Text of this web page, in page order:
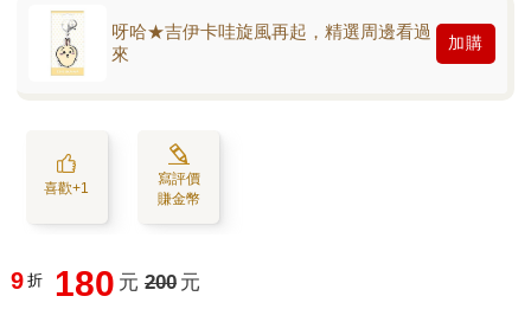
呀哈★吉伊卡哇旋風再起，精選周邊看過
來
加購
喜歡+1
寫評價
賺金幣
9 折 180 元 200 元